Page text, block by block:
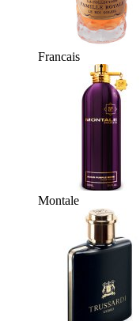
Francais
Montale